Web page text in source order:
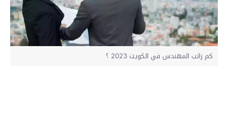
كم راتب المهندس في الكويت 2023 ؟